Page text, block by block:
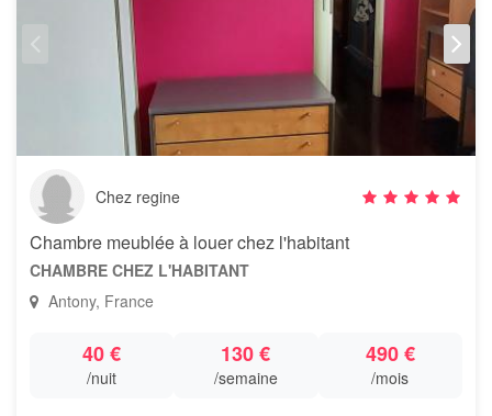
Chez regine
Chambre meublée à louer chez l'habitant
CHAMBRE CHEZ L'HABITANT
Antony, France
40 €
/nuit
130 €
/semaine
490 €
/mois